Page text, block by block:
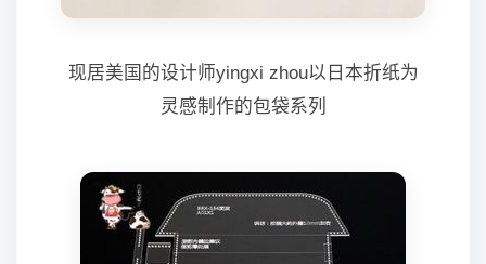
现居美国的设计师yingxi zhou以日本折纸为
灵感制作的包袋系列